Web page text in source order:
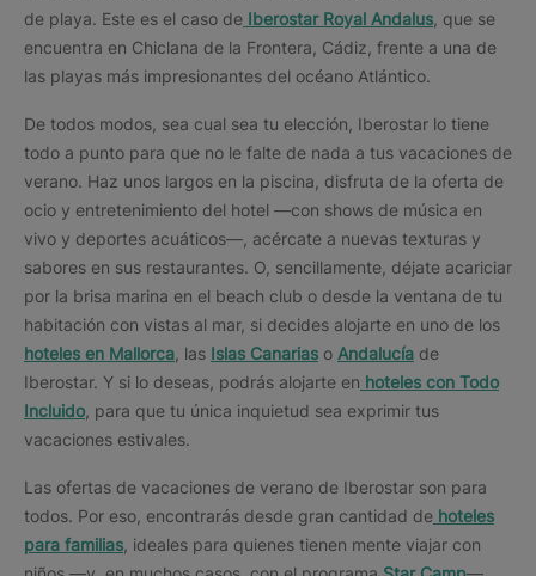
de playa. Este es el caso de Iberostar Royal Andalus , que se
encuentra en Chiclana de la Frontera, Cádiz, frente a una de
las playas más impresionantes del océano Atlántico.
De todos modos, sea cual sea tu elección, Iberostar lo tiene
todo a punto para que no le falte de nada a tus vacaciones de
verano. Haz unos largos en la piscina, disfruta de la oferta de
ocio y entretenimiento del hotel —con shows de música en
vivo y deportes acuáticos—, acércate a nuevas texturas y
sabores en sus restaurantes. O, sencillamente, déjate acariciar
por la brisa marina en el beach club o desde la ventana de tu
habitación con vistas al mar, si decides alojarte en uno de los
hoteles en Mallorca , las Islas Canarias o Andalucía de
Iberostar. Y si lo deseas, podrás alojarte en hoteles con Todo
Incluido , para que tu única inquietud sea exprimir tus
vacaciones estivales.
Las ofertas de vacaciones de verano de Iberostar son para
todos. Por eso, encontrarás desde gran cantidad de hoteles
para familias , ideales para quienes tienen mente viajar con